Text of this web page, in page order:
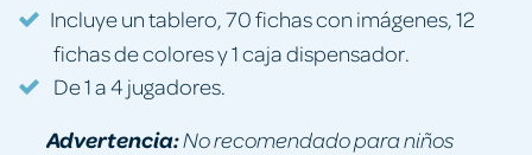
Incluye un tablero, 70 fichas con imágenes, 12
fichas de colores y 1 caja dispensador.
De 1 a 4 jugadores.
Advertencia:No recomendado para niños